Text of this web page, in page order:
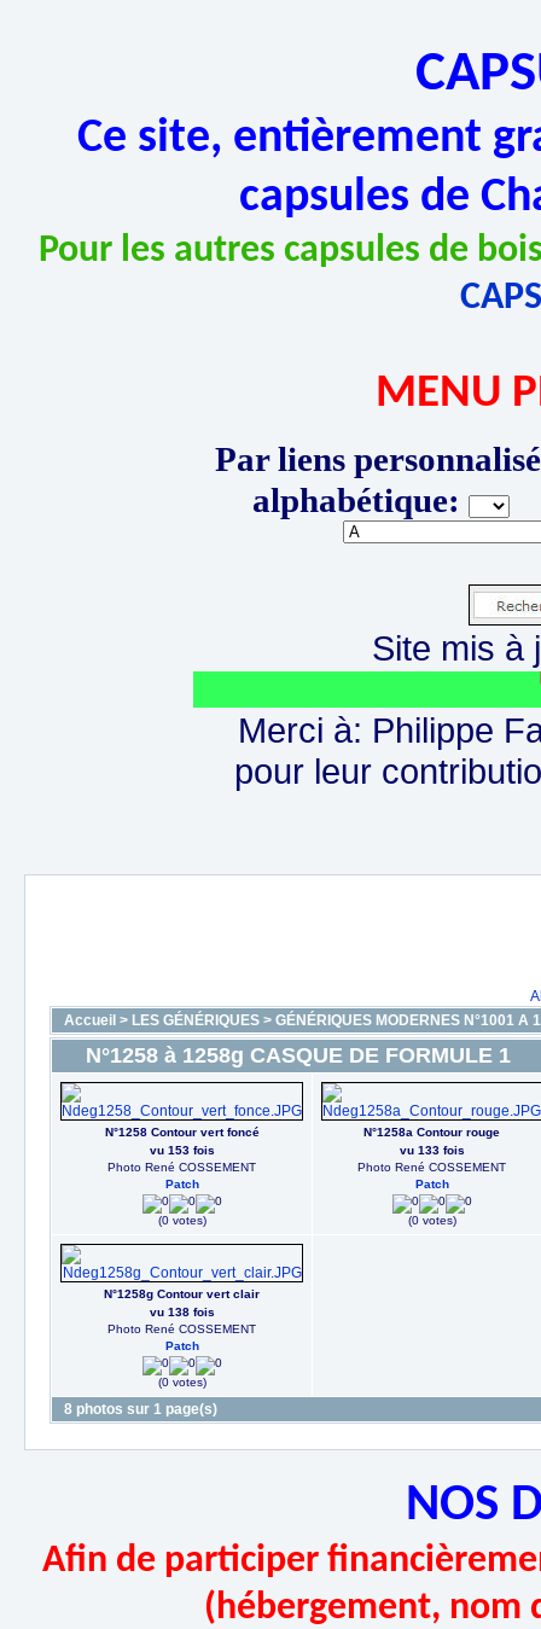
Ce site, entièrement
capsules de
Pour les autres capsules de
MENU
Par liens
alphabétique:
Site mis à
Le
Merci à: Philippe
pour leur
Accueil > LES GÉNÉRIQUES > GÉNÉRIQUES MODERNES N°1001 A
N°1258 à 1258g CASQUE DE FORMULE 1
N°1258 Contour vert foncé
vu 153 fois
Photo René COSSEMENT
Patch
(0 votes)
N°1258a Contour rouge
vu 133 fois
Photo René COSSEMENT
Patch
(0 votes)
N°1258g Contour vert clair
vu 138 fois
Photo René COSSEMENT
Patch
(0 votes)
8 photos sur 1 page(s)
NOS
Afin de participer
(hébergement,